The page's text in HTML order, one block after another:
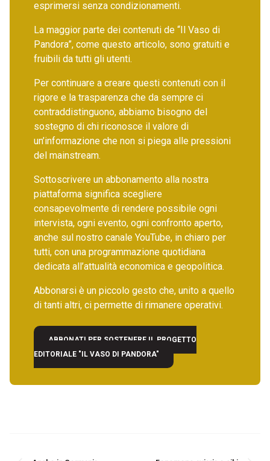
esprimersi senza condizionamenti.
La maggior parte dei contenuti de “Il Vaso di
Pandora”, come questo articolo, sono gratuiti e
fruibili da tutti gli utenti.
Per continuare a creare questi contenuti con il
rigore e la trasparenza che da sempre ci
contraddistinguono, abbiamo bisogno del
sostegno di chi riconosce il valore di
un’informazione che non si piega alle pressioni
del mainstream.
Sottoscrivere un abbonamento alla nostra
piattaforma significa scegliere
consapevolmente di rendere possibile ogni
intervista, ogni evento, ogni confronto aperto,
anche sul nostro canale YouTube, in chiaro per
tutti, con una programmazione quotidiana
dedicata all’attualità economica e geopolitica.
Abbonarsi è un piccolo gesto che, unito a quello
di tanti altri, ci permette di rimanere operativi.
ABBONATI PER SOSTENERE IL PROGETTO
EDITORIALE "IL VASO DI PANDORA"